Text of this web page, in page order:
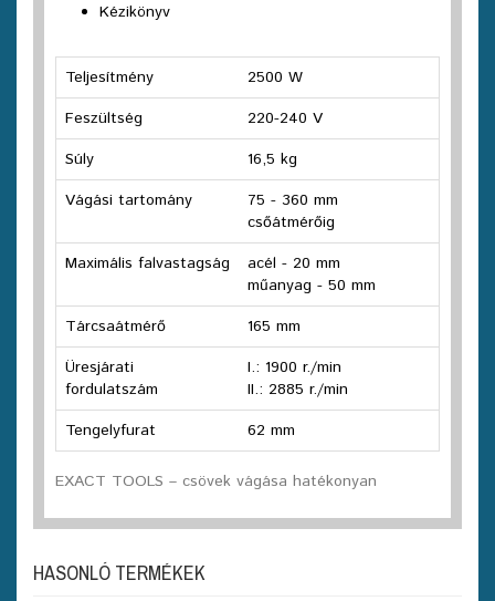
Kézikönyv
Teljesítmény
2500 W
Feszültség
220-240 V
Súly
16,5 kg
Vágási tartomány
75 - 360 mm
csőátmérőig
Maximális falvastagság
acél - 20 mm
műanyag - 50 mm
Tárcsaátmérő
165 mm
Üresjárati
fordulatszám
I.: 1900 r./min
II.: 2885 r./min
Tengelyfurat
62 mm
EXACT TOOLS – csövek vágása hatékonyan
HASONLÓ TERMÉKEK